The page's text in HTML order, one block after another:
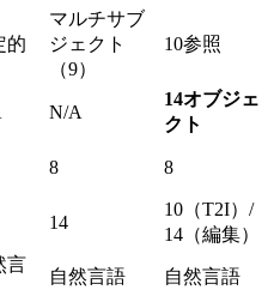
的
マルチサブ
ジェクト
（9）
10参照
N/A
14オブジェ
クト
8 8
14
10（T2I）/
14（編集）
言
自然言語 自然言語